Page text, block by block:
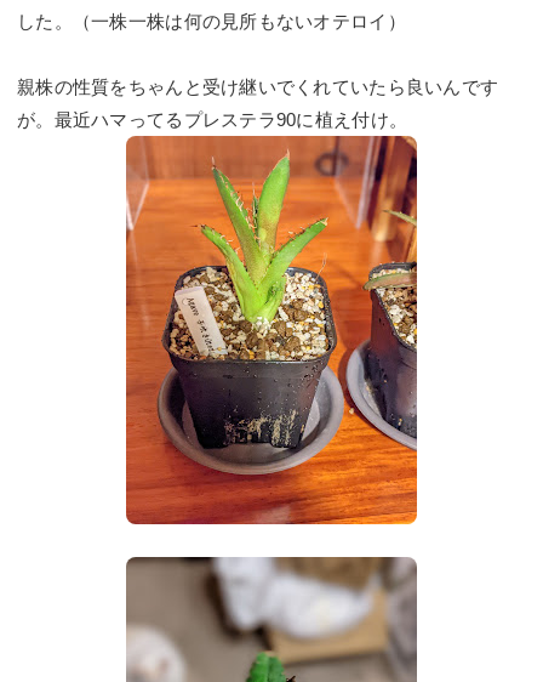
した。（一株一株は何の見所もないオテロイ）
親株の性質をちゃんと受け継いでくれていたら良いんです
が。最近ハマってるプレステラ90に植え付け。